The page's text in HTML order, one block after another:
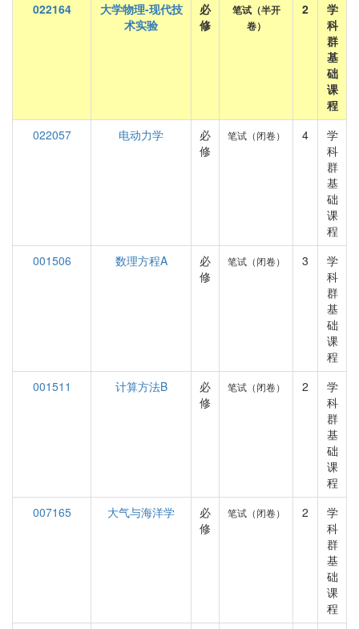
022164
大学物理-现代技
术实验
必
修
笔试（半开
卷）
2
学
科
群
基
础
课
程
022057
电动力学
必
修
笔试（闭卷） 4
学
科
群
基
础
课
程
001506
数理方程A
必
修
笔试（闭卷） 3
学
科
群
基
础
课
程
001511
计算方法B
必
修
笔试（闭卷） 2
学
科
群
基
础
课
程
007165
大气与海洋学
必
修
笔试（闭卷） 2
学
科
群
基
础
课
程